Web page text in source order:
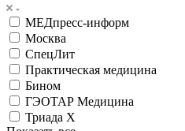
МЕДпресс-информ
Москва
СпецЛит
Практическая медицина
Бином
ГЭОТАР Медицина
Триада Х